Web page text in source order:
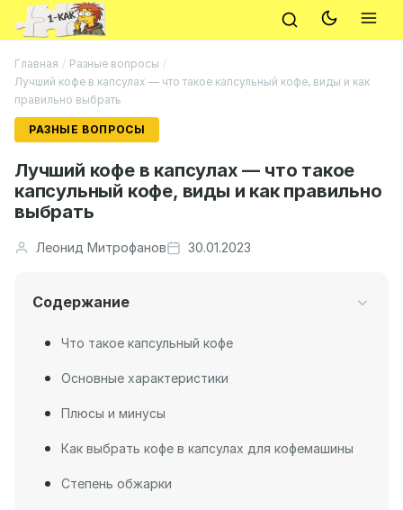
Главная / Разные вопросы /
Лучший кофе в капсулах — что такое капсульный кофе, виды и как
правильно выбрать
РАЗНЫЕ ВОПРОСЫ
Лучший кофе в капсулах — что такое
капсульный кофе, виды и как правильно
выбрать
Леонид Митрофанов 30.01.2023
Содержание
Что такое капсульный кофе
Основные характеристики
Плюсы и минусы
Как выбрать кофе в капсулах для кофемашины
Степень обжарки